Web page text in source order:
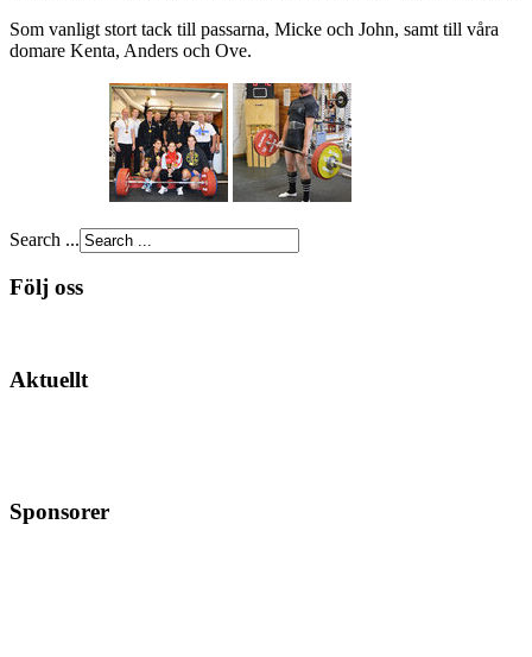
Som vanligt stort tack till passarna, Micke och John, samt till våra
domare Kenta, Anders och Ove.
Search ...
Följ oss
Aktuellt
Sponsorer